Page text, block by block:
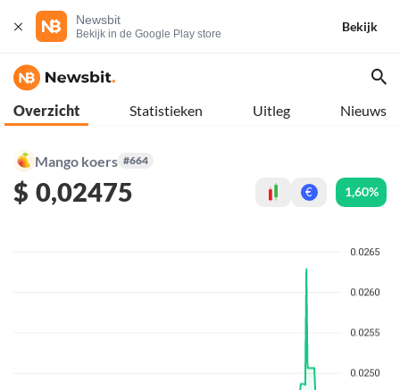
Newsbit
Bekijk in de Google Play store
Bekijk
Overzicht Statistieken Uitleg Nieuws
Mango koers #664
$ 0,02475 € 1,60%